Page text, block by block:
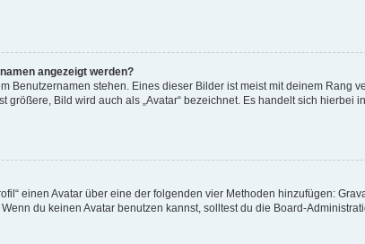
angezeigt werden?
Benutzernamen stehen. Eines dieser Bilder ist meist mit deinem Rang
größere, Bild wird auch als „Avatar“ bezeichnet. Es handelt sich
einen Avatar über eine der folgenden vier Methoden hinzufügen:
du keinen Avatar benutzen kannst, solltest du die Board-